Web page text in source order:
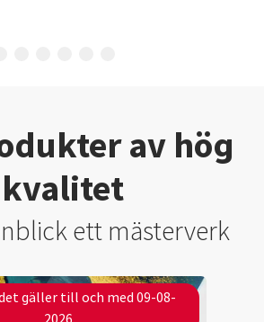
av hög
kvalitet
ett mästerverk
gäller till och med 09-08-